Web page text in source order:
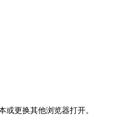
更换其他浏览器打开。